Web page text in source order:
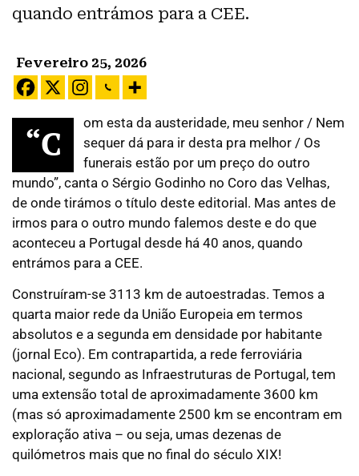
quando entrámos para a CEE.
Fevereiro 25, 2026
“C
om esta da austeridade, meu senhor / Nem
sequer dá para ir desta pra melhor / Os
funerais estão por um preço do outro
mundo”, canta o Sérgio Godinho no Coro das Velhas,
de onde tirámos o título deste editorial. Mas antes de
irmos para o outro mundo falemos deste e do que
aconteceu a Portugal desde há 40 anos, quando
entrámos para a CEE.
Construíram-se 3113 km de autoestradas. Temos a
quarta maior rede da União Europeia em termos
absolutos e a segunda em densidade por habitante
(jornal Eco). Em contrapartida, a rede ferroviária
nacional, segundo as Infraestruturas de Portugal, tem
uma extensão total de aproximadamente 3600 km
(mas só aproximadamente 2500 km se encontram em
exploração ativa – ou seja, umas dezenas de
quilómetros mais que no final do século XIX!